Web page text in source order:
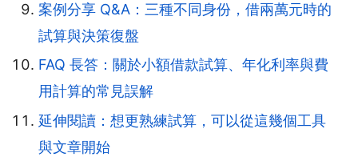
案例分享 Q&A：三種不同身份，借兩萬元時的
試算與決策復盤
FAQ 長答：關於小額借款試算、年化利率與費
用計算的常見誤解
延伸閱讀：想更熟練試算，可以從這幾個工具
與文章開始